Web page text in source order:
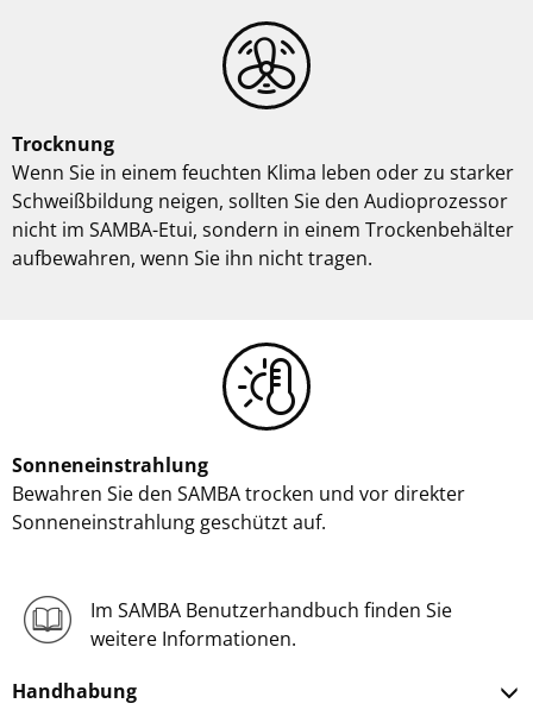
Trocknung
Wenn Sie in einem feuchten Klima leben oder zu starker
Schweißbildung neigen, sollten Sie den Audioprozessor
nicht im SAMBA-Etui, sondern in einem Trockenbehälter
aufbewahren, wenn Sie ihn nicht tragen.
Sonneneinstrahlung
Bewahren Sie den SAMBA trocken und vor direkter
Sonneneinstrahlung geschützt auf.
Im SAMBA Benutzerhandbuch finden Sie
weitere Informationen.
Handhabung